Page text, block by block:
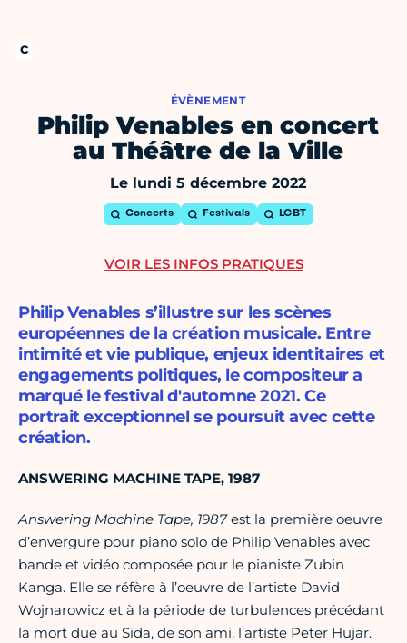
ÉVÈNEMENT
Philip Venables en concert
au Théâtre de la Ville
Le lundi 5 décembre 2022
Concerts Festivals LGBT
Philip Venables s’illustre sur les scènes
européennes de la création musicale. Entre
intimité et vie publique, enjeux identitaires et
engagements politiques, le compositeur a
marqué le festival d'automne 2021. Ce
portrait exceptionnel se poursuit avec cette
création.
ANSWERING MACHINE TAPE, 1987
Answering Machine Tape, 1987est la première oeuvre
d’envergure pour piano solo de Philip Venables avec
bande et vidéo composée pour le pianiste Zubin
Kanga. Elle se réfère à l’oeuvre de l’artiste David
Wojnarowicz et à la période de turbulences précédant
la mort due au Sida, de son ami, l’artiste Peter Hujar.
VOIR LES INFOS PRATIQUES